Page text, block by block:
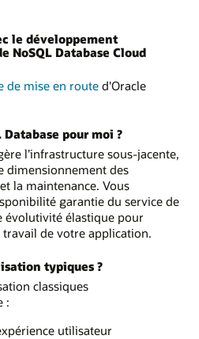
le développement
NoSQL Database Cloud
de mise en route d'Oracle
Database pour moi ?
l’infrastructure sous-jacente,
dimensionnement des
la maintenance. Vous
garantie du service de
évolutivité élastique pour
de votre application.
typiques ?
classiques
:
utilisateur